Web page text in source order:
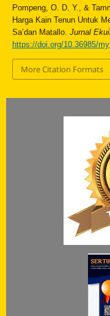
Pompeng, O. D. Y., &
Harga Kain Tenun Untuk
Sa’dan Matallo. Jurnal
https://doi.org/10.36985/
More Citation Formats